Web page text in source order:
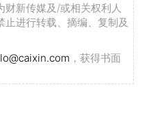
新传媒及/或相关权利人
进行转载、摘编、复制及
，获得书面